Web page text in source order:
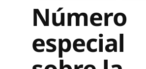
Número
especial